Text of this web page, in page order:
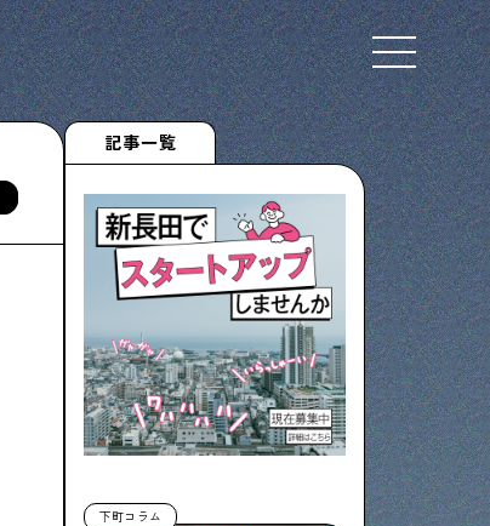
Select Language▼
下町くらし不動産
物件情報やリノベーション事例を紹介します
ぶらり、下町
下町の特集記事です
記事一覧
下町コラム